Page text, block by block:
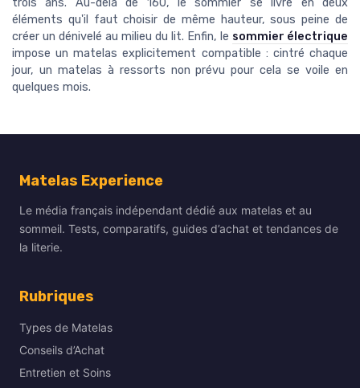
trois ans. Au-delà de 160, le sommier se livre en deux
éléments qu'il faut choisir de même hauteur, sous peine de
créer un dénivelé au milieu du lit. Enfin, le sommier électrique
impose un matelas explicitement compatible : cintré chaque
jour, un matelas à ressorts non prévu pour cela se voile en
quelques mois.
Matelas Experience
Le média français indépendant dédié aux matelas et au
sommeil. Tests, comparatifs, guides d’achat et tendances de
la literie.
Rubriques
Types de Matelas
Conseils d’Achat
Entretien et Soins